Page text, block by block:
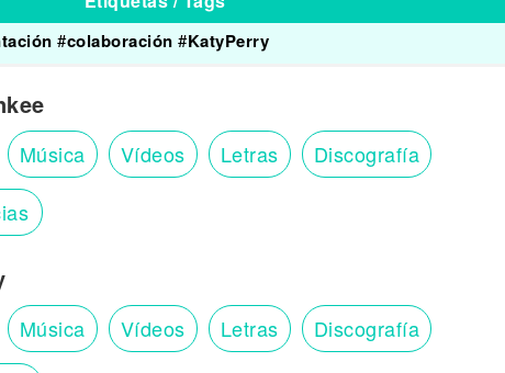
#colaboración #KatyPerry
Música Vídeos Letras Discografía
Música Vídeos Letras Discografía